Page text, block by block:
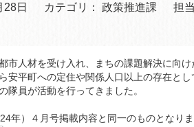
28日 カテゴリ： 政策推進課 担
人材を受け入れ、まちの課題解決に向
安平町への定住や関係人口以上の存在と
隊員が活動を行ってきました。
年）４月号掲載内容と同一のものとなりま